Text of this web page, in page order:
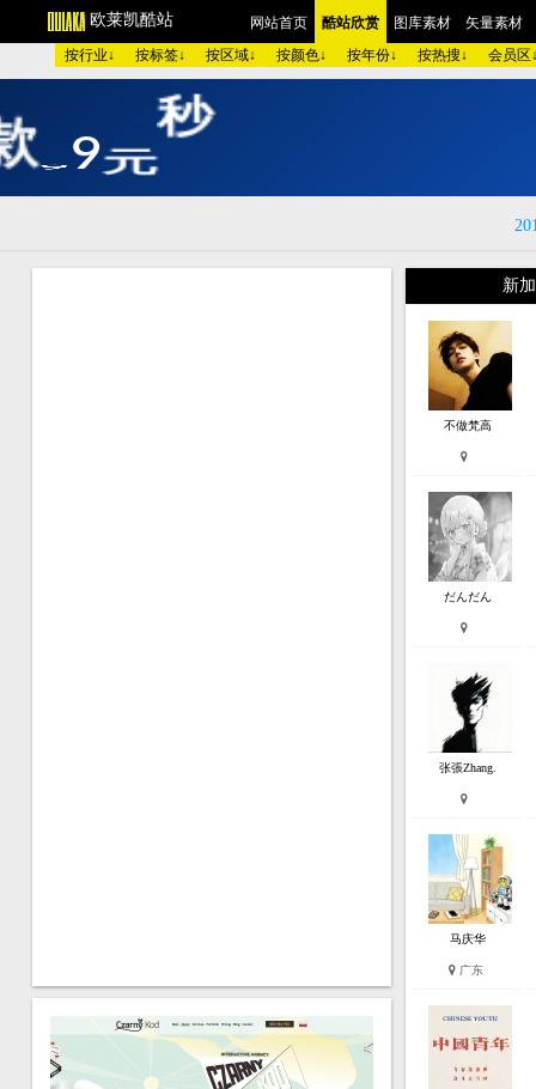
欧莱凯酷站 网站首页 酷站欣赏 图库素材
矢量素材
按行业↓
按标签↓ 按区域↓ 按颜色↓ 按年份↓ 按热搜↓ 会员区
图 库： 欧美酷图
颜 色 >> 黑色酷站 白色酷站 红色酷站 蓝色酷站 紫
艺
购物商店 网络游戏 个人网站 集团企业 酒店宾馆 金
数码相机 珠宝首饰 庆
紫色模板
欧莱凯APP端下载
9元秒开
新
不做梵高
だんだん
张張Zhang.
马庆华
广东